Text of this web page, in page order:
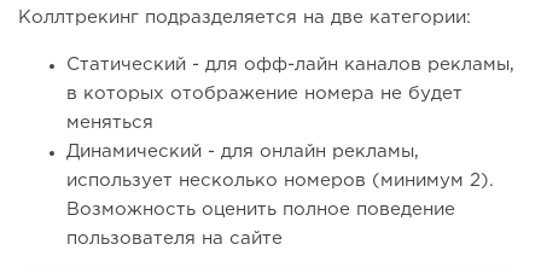
Коллтрекинг подразделяется на две категории:
Статический - для офф-лайн каналов рекламы,
в которых отображение номера не будет
меняться
Динамический - для онлайн рекламы,
использует несколько номеров (минимум 2).
Возможность оценить полное поведение
пользователя на сайте